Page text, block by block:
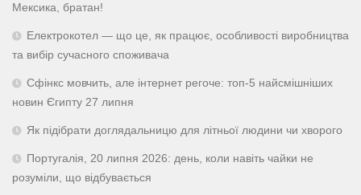
Мексика, братан!
Електрокотел — що це, як працює, особливості виробництва
та вибір сучасного споживача
Сфінкс мовчить, але інтернет регоче: топ-5 найсмішніших
новин Єгипту 27 липня
Як підібрати доглядальницю для літньої людини чи хворого
Португалія, 20 липня 2026: день, коли навіть чайки не
розуміли, що відбувається